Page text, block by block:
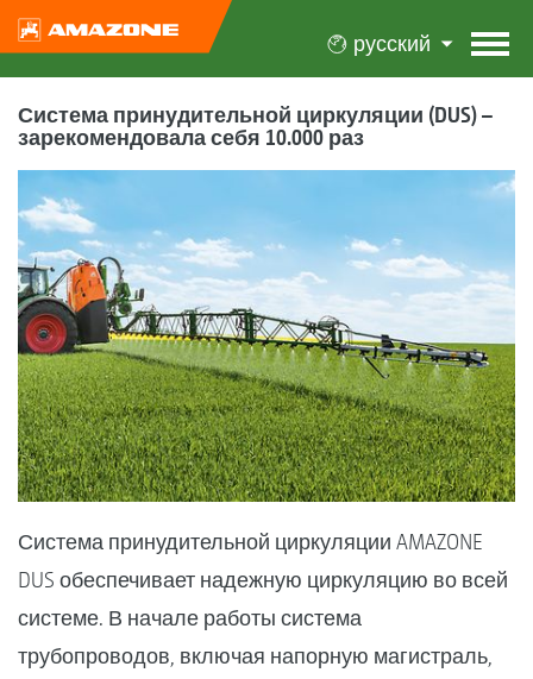
русский
Система принудительной циркуляции (DUS) –
зарекомендовала себя 10.000 раз
Система принудительной циркуляции AMAZONE
DUS обеспечивает надежную циркуляцию во всей
системе. В начале работы система
трубопроводов, включая напорную магистраль,